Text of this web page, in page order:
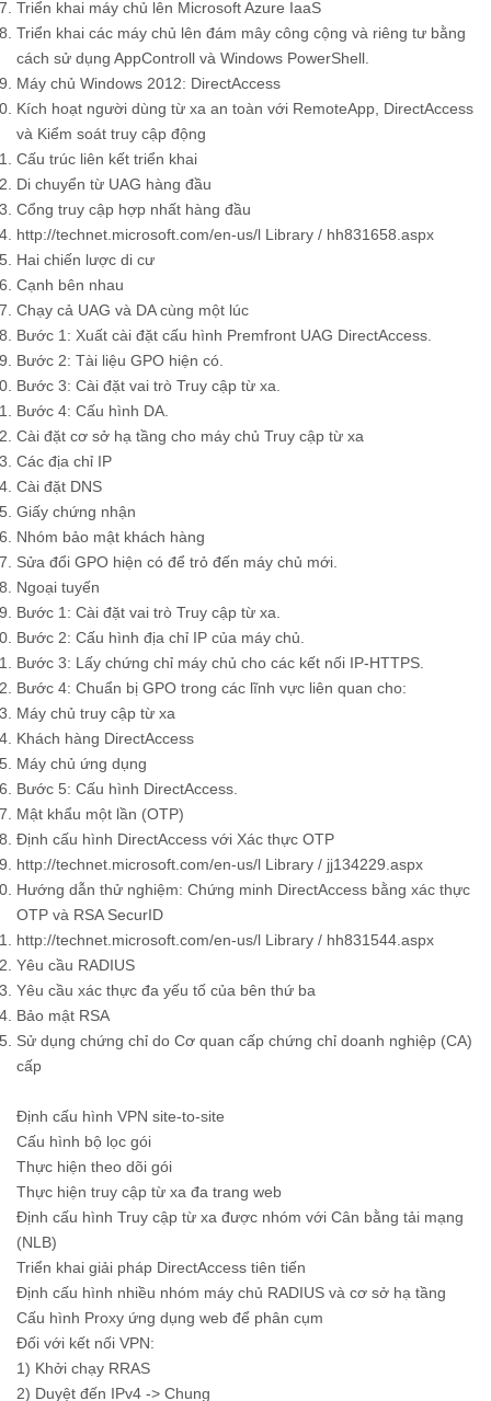
Triển khai máy chủ lên Microsoft Azure IaaS
Triển khai các máy chủ lên đám mây công cộng và riêng tư bằng
cách sử dụng AppControll và Windows PowerShell.
Máy chủ Windows 2012: DirectAccess
Kích hoạt người dùng từ xa an toàn với RemoteApp, DirectAccess
và Kiểm soát truy cập động
Cấu trúc liên kết triển khai
Di chuyển từ UAG hàng đầu
Cổng truy cập hợp nhất hàng đầu
http://technet.microsoft.com/en-us/l Library / hh831658.aspx
Hai chiến lược di cư
Cạnh bên nhau
Chạy cả UAG và DA cùng một lúc
Bước 1: Xuất cài đặt cấu hình Premfront UAG DirectAccess.
Bước 2: Tài liệu GPO hiện có.
Bước 3: Cài đặt vai trò Truy cập từ xa.
Bước 4: Cấu hình DA.
Cài đặt cơ sở hạ tầng cho máy chủ Truy cập từ xa
Các địa chỉ IP
Cài đặt DNS
Giấy chứng nhận
Nhóm bảo mật khách hàng
Sửa đổi GPO hiện có để trỏ đến máy chủ mới.
Ngoại tuyến
Bước 1: Cài đặt vai trò Truy cập từ xa.
Bước 2: Cấu hình địa chỉ IP của máy chủ.
Bước 3: Lấy chứng chỉ máy chủ cho các kết nối IP-HTTPS.
Bước 4: Chuẩn bị GPO trong các lĩnh vực liên quan cho:
Máy chủ truy cập từ xa
Khách hàng DirectAccess
Máy chủ ứng dụng
Bước 5: Cấu hình DirectAccess.
Mật khẩu một lần (OTP)
Định cấu hình DirectAccess với Xác thực OTP
http://technet.microsoft.com/en-us/l Library / jj134229.aspx
Hướng dẫn thử nghiệm: Chứng minh DirectAccess bằng xác thực
OTP và RSA SecurID
http://technet.microsoft.com/en-us/l Library / hh831544.aspx
Yêu cầu RADIUS
Yêu cầu xác thực đa yếu tố của bên thứ ba
Bảo mật RSA
Sử dụng chứng chỉ do Cơ quan cấp chứng chỉ doanh nghiệp (CA)
cấp
Định cấu hình VPN site-to-site
Cấu hình bộ lọc gói
Thực hiện theo dõi gói
Thực hiện truy cập từ xa đa trang web
Định cấu hình Truy cập từ xa được nhóm với Cân bằng tải mạng
(NLB)
Triển khai giải pháp DirectAccess tiên tiến
Định cấu hình nhiều nhóm máy chủ RADIUS và cơ sở hạ tầng
Cấu hình Proxy ứng dụng web để phân cụm
Đối với kết nối VPN:
1) Khởi chạy RRAS
2) Duyệt đến IPv4 -> Chung